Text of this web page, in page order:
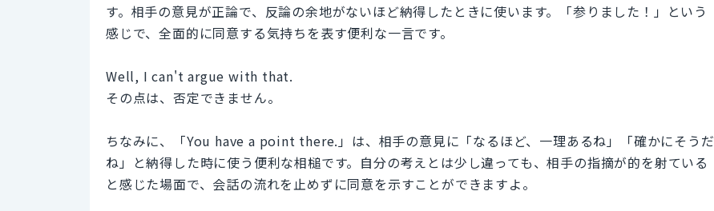
す。相手の意見が正論で、反論の余地がないほど納得したときに使います。「参りました！」という
感じで、全面的に同意する気持ちを表す便利な一言です。
Well, I can't argue with that.
その点は、否定できません。
ちなみに、「You have a point there.」は、相手の意見に「なるほど、一理あるね」「確かにそうだ
ね」と納得した時に使う便利な相槌です。自分の考えとは少し違っても、相手の指摘が的を射ている
と感じた場面で、会話の流れを止めずに同意を示すことができますよ。